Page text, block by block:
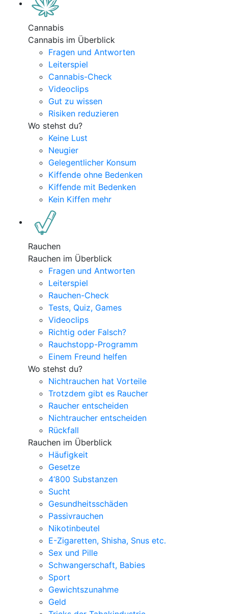
Cannabis
Cannabis im Überblick
Fragen und Antworten
Leiterspiel
Cannabis-Check
Videoclips
Gut zu wissen
Risiken reduzieren
Wo stehst du?
Keine Lust
Neugier
Gelegentlicher Konsum
Kiffende ohne Bedenken
Kiffende mit Bedenken
Kein Kiffen mehr
Rauchen
Rauchen im Überblick
Fragen und Antworten
Leiterspiel
Rauchen-Check
Tests, Quiz, Games
Videoclips
Richtig oder Falsch?
Rauchstopp-Programm
Einem Freund helfen
Wo stehst du?
Nichtrauchen hat Vorteile
Trotzdem gibt es Raucher
Raucher entscheiden
Nichtraucher entscheiden
Rückfall
Rauchen im Überblick
Häufigkeit
Gesetze
4‘800 Substanzen
Sucht
Gesundheitsschäden
Passivrauchen
Nikotinbeutel
E-Zigaretten, Shisha, Snus etc.
Sex und Pille
Schwangerschaft, Babies
Sport
Gewichtszunahme
Geld